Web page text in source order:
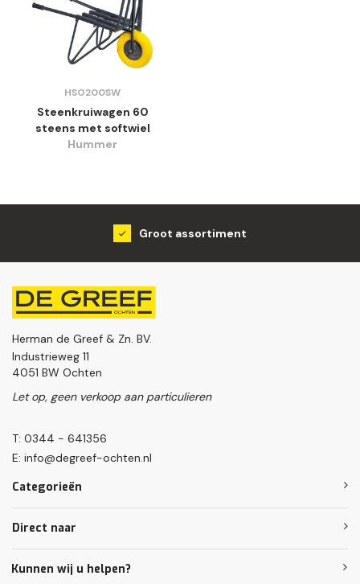
HSO200SW
Steenkruiwagen 60
steens met softwiel
Hummer
Groot assortiment
Herman de Greef & Zn. BV.
Industrieweg 11
4051 BW Ochten
Let op, geen verkoop aan particulieren
T: 0344 - 641356
E: info@degreef-ochten.nl
Categorieën
Direct naar
Kunnen wij u helpen?